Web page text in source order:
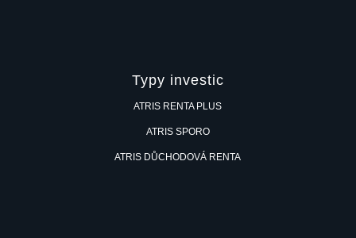
Typy investic
ATRIS RENTA PLUS
ATRIS SPORO
ATRIS DŮCHODOVÁ RENTA